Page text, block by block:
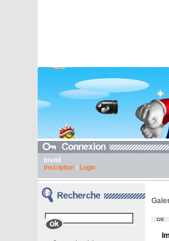
Invité
Inscription| Login